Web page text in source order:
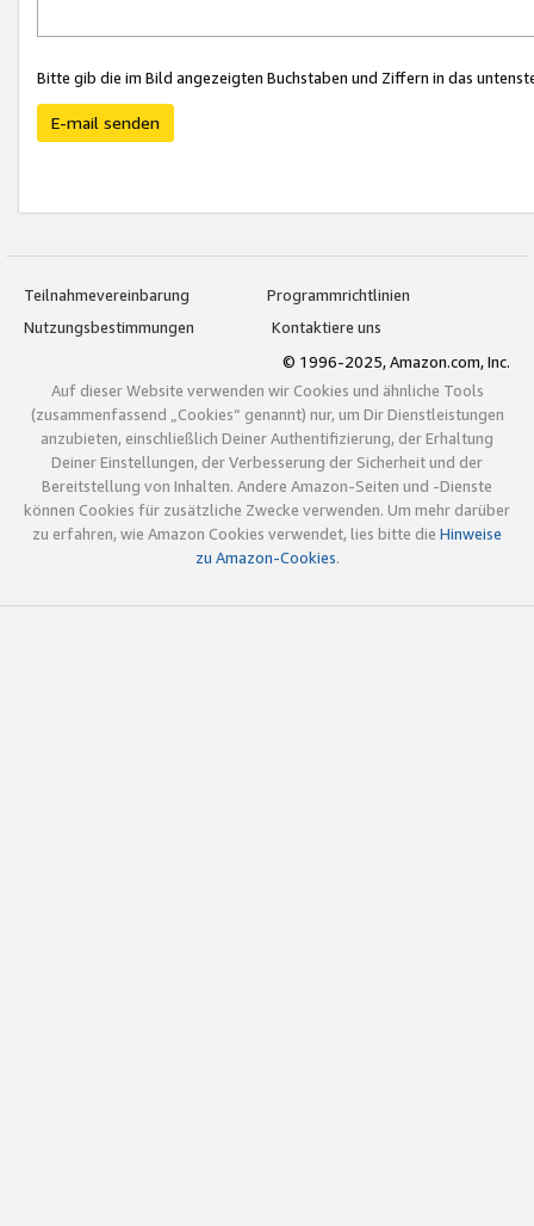
Bitte gib die im Bild angezeigten Buchstaben und Ziffern in das
E-mail senden
Teilnahmevereinbarung
Programmrichtlinien
Nutzungsbestimmungen
Kontaktiere uns
© 1996-2025, Amazon.com, Inc.
Auf dieser Website verwenden wir Cookies und ähnliche Tools
(zusammenfassend „Cookies“ genannt) nur, um Dir Dienstleistungen
anzubieten, einschließlich Deiner Authentifizierung, der Erhaltung
Deiner Einstellungen, der Verbesserung der Sicherheit und der
Bereitstellung von Inhalten. Andere Amazon-Seiten und -Dienste
können Cookies für zusätzliche Zwecke verwenden. Um mehr darüber
zu erfahren, wie Amazon Cookies verwendet, lies bitte die Hinweise
zu Amazon-Cookies.